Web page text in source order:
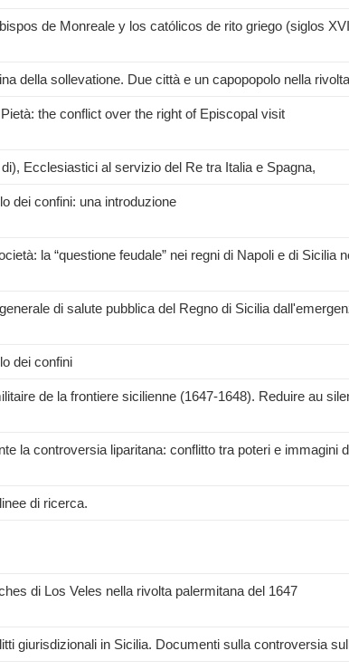
de Monreale y los católicos de rito griego (siglos
della sollevatione. Due città e un capopopolo nella
the conflict over the right of Episcopal visit
Ecclesiastici al servizio del Re tra Italia e Spagna,
dei confini: una introduzione
la “questione feudale” nei regni di Napoli e di Sicilia
di salute pubblica del Regno di Sicilia
dei confini
de la frontiere sicilienne (1647-1648). Reduire au
la controversia liparitana: conflitto tra poteri e immagini
di ricerca.
di Los Veles nella rivolta palermitana del 1647
giurisdizionali in Sicilia. Documenti sulla controversia